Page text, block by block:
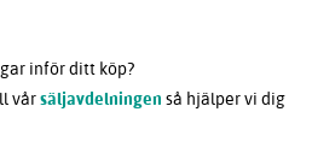
inför ditt köp?
vårsäljavdelningen så hjälper vi dig